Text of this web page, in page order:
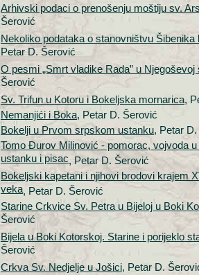
Arhivski podaci o prenošenju moštiju sv.
Šerović
Nekoliko podataka o stanovništvu
Petar D. Šerović
O pesmi „Smrt vladike Rada” u Njegoševoj
Šerović
Sv. Trifun u Kotoru i Bokeljska mornarica,
Nemanjići i Boka, Petar D. Šerović
Bokelji u Prvom srpskom ustanku, Petar
Tomo Đurov Milinović - pomorac, vojvoda
ustanku i pisac, Petar D. Šerović
Bokeljski kapetani i njihovi brodovi krajem
veka, Petar D. Šerović
Starine Crkvice Sv. Petra u Bijeloj u Boki
Šerović
Bijela u Boki Kotorskoj. Starine i porijeklo
Šerović
Crkva Sv. Nedjelje u Jošici, Petar D.